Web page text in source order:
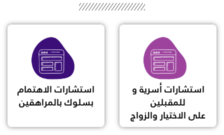
استشارات أسرية و
للمقبلين
على الاختيار والزواج
استشارات الاهتمام
بسلوك بالمراهقين